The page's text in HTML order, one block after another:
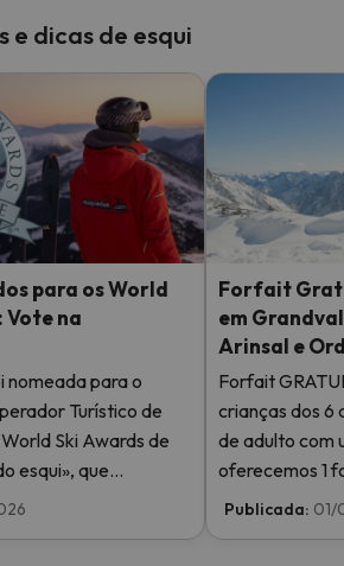
e dicas de esqui
para os World
Vote na
nomeada para o
Turístico de
Ski Awards de
esqui», que
na indústria do
Forfait
em
Arinsal e
Forfait
crianças dos 6
de adulto com
oferecemos 1
Publicada: 01/